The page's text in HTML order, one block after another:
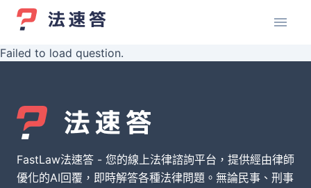
Failed to load question.
FastLaw法速答 - 您的線上法律諮詢平台，提供經由律師
優化的AI回覆，即時解答各種法律問題。無論民事、刑事